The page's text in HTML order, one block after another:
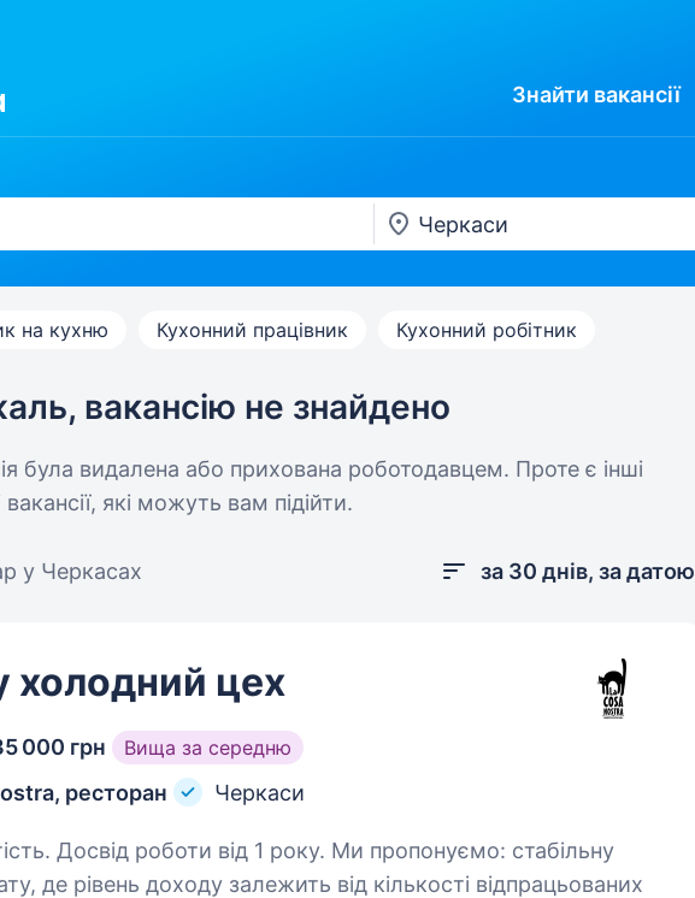
Знайти вакансії
на кухню Кухонний працівник Кухонний робітник
вакансію не знайдено
була видалена або прихована роботодавцем. Проте є інші
які можуть вам підійти.
у Черкасах за 30 днів, за датою
холодний цех
000 грн Вища за середню
ресторан Черкаси
роботи від 1 року. Ми пропонуємо: стабільну
де рівень доходу залежить від кількості відпрацьованих